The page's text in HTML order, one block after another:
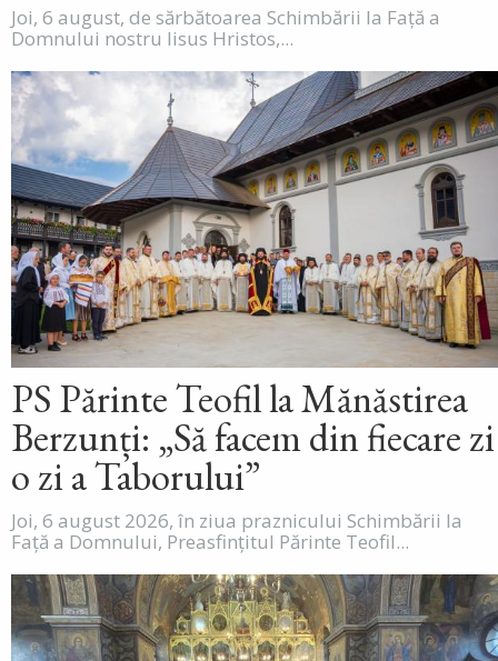
Joi, 6 august, de sărbătoarea Schimbării la Față a
Domnului nostru Iisus Hristos,...
PS Părinte Teofil la Mănăstirea
Berzunți: „Să facem din fiecare zi
o zi a Taborului”
Joi, 6 august 2026, în ziua praznicului Schimbării la
Față a Domnului, Preasfințitul Părinte Teofil...